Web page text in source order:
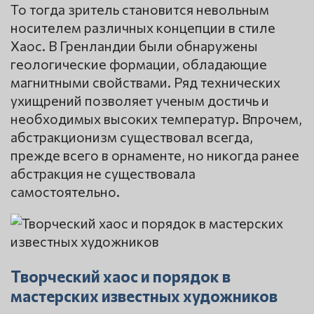
То тогда зритель становится невольным
носителем различных концепции в стиле
Хаос. В Гренландии были обнаружены
геологические формации, обладающие
магнитными свойствами. Ряд технических
ухищрений позволяет ученым достичь и
необходимых высоких температур. Впрочем,
абстракционизм существовал всегда,
прежде всего в орнаменте, но никогда ранее
абстракция не существовала
самостоятельно.
Творческий хаос и порядок в
мастерских известных художников